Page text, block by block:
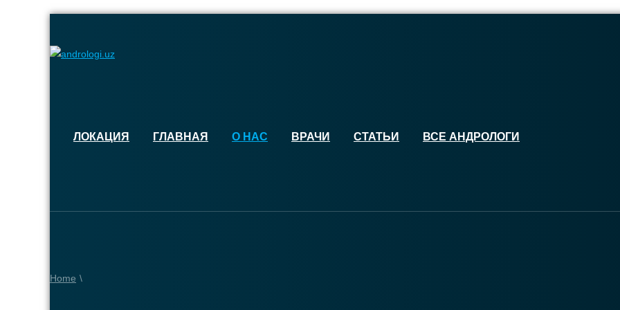
ЛОКАЦИЯ ГЛАВНАЯ О НАС ВРАЧИ СТАТЬИ ВСЕ АНДРОЛОГИ
Home \